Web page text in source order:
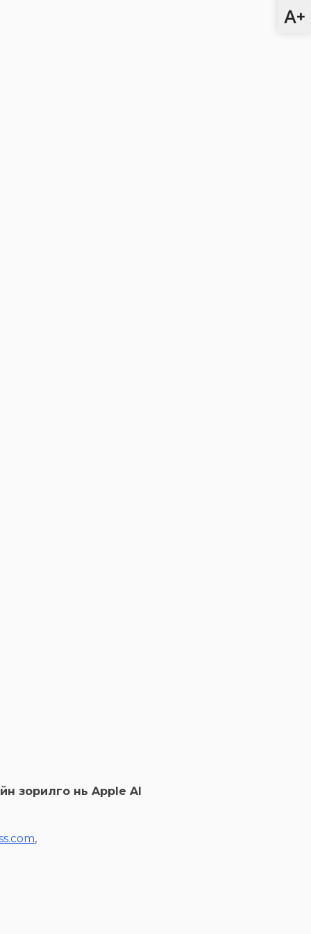
зорилго нь Apple AI
,